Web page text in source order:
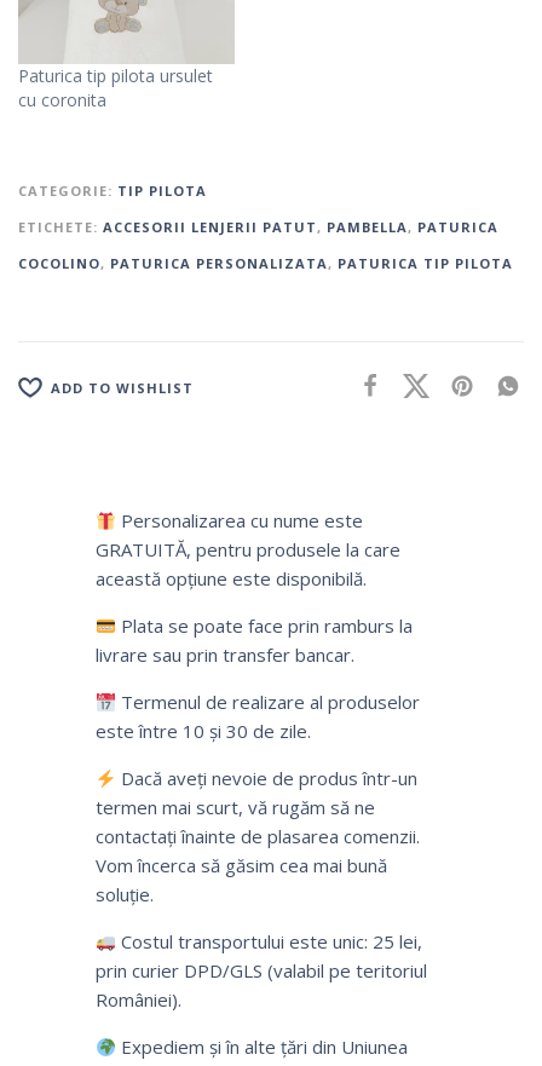
Paturica tip pilota ursulet
cu coronita
CATEGORIE: TIP PILOTA
ETICHETE: ACCESORII LENJERII PATUT, PAMBELLA, PATURICA
COCOLINO, PATURICA PERSONALIZATA, PATURICA TIP PILOTA
ADD TO WISHLIST
Personalizarea cu nume este
GRATUITĂ, pentru produsele la care
această opțiune este disponibilă.
Plata se poate face prin ramburs la
livrare sau prin transfer bancar.
Termenul de realizare al produselor
este între 10 și 30 de zile.
Dacă aveți nevoie de produs într-un
termen mai scurt, vă rugăm să ne
contactați înainte de plasarea comenzii.
Vom încerca să găsim cea mai bună
soluție.
Costul transportului este unic: 25 lei,
prin curier DPD/GLS (valabil pe teritoriul
României).
Expediem și în alte țări din Uniunea